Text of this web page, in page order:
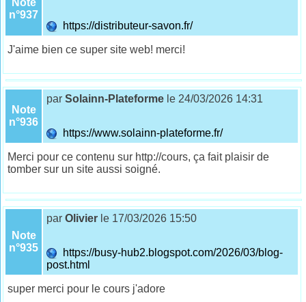
Note
n°937
https://distributeur-savon.fr/
J'aime bien ce super site web! merci!
Note
n°936
parSolainn-Plateforme le 24/03/2026 14:31
https://www.solainn-plateforme.fr/
Merci pour ce contenu sur http://cours, ça fait plaisir de
tomber sur un site aussi soigné.
Note
n°935
parOlivier le 17/03/2026 15:50
https://busy-hub2.blogspot.com/2026/03/blog-
post.html
super merci pour le cours j'adore